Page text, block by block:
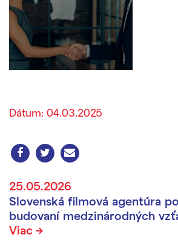
Dátum: 04.03.2025
25.05.2026
Slovenská filmová agentúra
budovaní medzinárodných
Viac